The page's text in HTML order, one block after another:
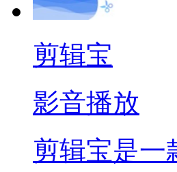
剪辑宝
影音播放
剪辑宝是一